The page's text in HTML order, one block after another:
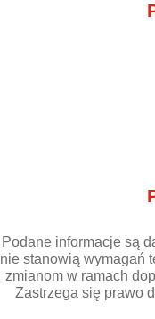
Podane informacje są
nie stanowią wymagań
zmianom w ramach
Zastrzega się prawo